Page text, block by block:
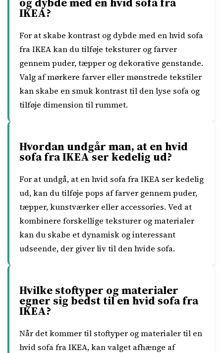
IKEA?
For at skabe kontrast og dybde med en hvid sofa
fra IKEA kan du tilføje teksturer og farver
gennem puder, tæpper og dekorative genstande.
Valg af mørkere farver eller mønstrede tekstiler
kan skabe en smuk kontrast til den lyse sofa og
tilføje dimension til rummet.
Hvordan undgår man, at en hvid
sofa fra IKEA ser kedelig ud?
For at undgå, at en hvid sofa fra IKEA ser kedelig
ud, kan du tilføje pops af farver gennem puder,
tæpper, kunstværker eller accessories. Ved at
kombinere forskellige teksturer og materialer
kan du skabe et dynamisk og interessant
udseende, der giver liv til den hvide sofa.
Hvilke stoftyper og materialer
egner sig bedst til en hvid sofa fra
IKEA?
Når det kommer til stoftyper og materialer til en
hvid sofa fra IKEA, kan valget afhænge af